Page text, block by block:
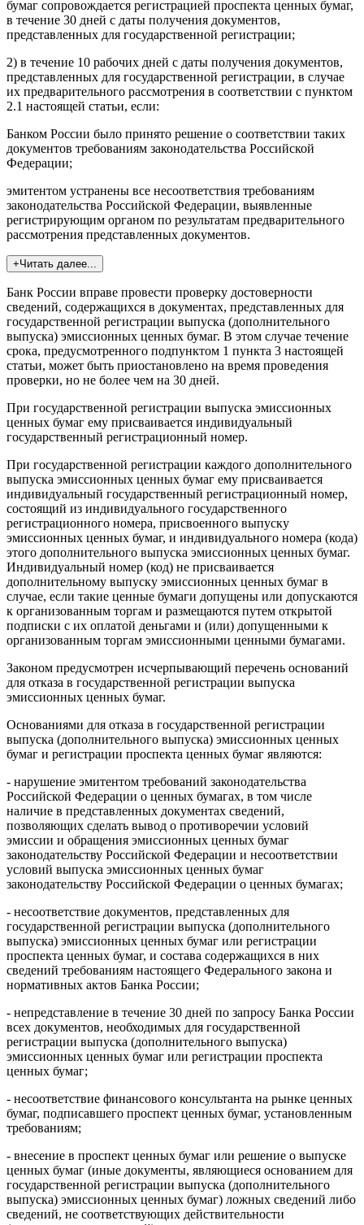
бумаг сопровождается регистрацией проспекта ценных бумаг,
в течение 30 дней с даты получения документов,
представленных для государственной регистрации;
2) в течение 10 рабочих дней с даты получения документов,
представленных для государственной регистрации, в случае
их предварительного рассмотрения в соответствии с пунктом
2.1 настоящей статьи, если:
Банком России было принято решение о соответствии таких
документов требованиям законодательства Российской
Федерации;
эмитентом устранены все несоответствия требованиям
законодательства Российской Федерации, выявленные
регистрирующим органом по результатам предварительного
рассмотрения представленных документов.
+Читать далее...
Банк России вправе провести проверку достоверности
сведений, содержащихся в документах, представленных для
государственной регистрации выпуска (дополнительного
выпуска) эмиссионных ценных бумаг. В этом случае течение
срока, предусмотренного подпунктом 1 пункта 3 настоящей
статьи, может быть приостановлено на время проведения
проверки, но не более чем на 30 дней.
При государственной регистрации выпуска эмиссионных
ценных бумаг ему присваивается индивидуальный
государственный регистрационный номер.
При государственной регистрации каждого дополнительного
выпуска эмиссионных ценных бумаг ему присваивается
индивидуальный государственный регистрационный номер,
состоящий из индивидуального государственного
регистрационного номера, присвоенного выпуску
эмиссионных ценных бумаг, и индивидуального номера (кода)
этого дополнительного выпуска эмиссионных ценных бумаг.
Индивидуальный номер (код) не присваивается
дополнительному выпуску эмиссионных ценных бумаг в
случае, если такие ценные бумаги допущены или допускаются
к организованным торгам и размещаются путем открытой
подписки с их оплатой деньгами и (или) допущенными к
организованным торгам эмиссионными ценными бумагами.
Законом предусмотрен исчерпывающий перечень оснований
для отказа в государственной регистрации выпуска
эмиссионных ценных бумаг.
Основаниями для отказа в государственной регистрации
выпуска (дополнительного выпуска) эмиссионных ценных
бумаг и регистрации проспекта ценных бумаг являются:
- нарушение эмитентом требований законодательства
Российской Федерации о ценных бумагах, в том числе
наличие в представленных документах сведений,
позволяющих сделать вывод о противоречии условий
эмиссии и обращения эмиссионных ценных бумаг
законодательству Российской Федерации и несоответствии
условий выпуска эмиссионных ценных бумаг
законодательству Российской Федерации о ценных бумагах;
- несоответствие документов, представленных для
государственной регистрации выпуска (дополнительного
выпуска) эмиссионных ценных бумаг или регистрации
проспекта ценных бумаг, и состава содержащихся в них
сведений требованиям настоящего Федерального закона и
нормативных актов Банка России;
- непредставление в течение 30 дней по запросу Банка России
всех документов, необходимых для государственной
регистрации выпуска (дополнительного выпуска)
эмиссионных ценных бумаг или регистрации проспекта
ценных бумаг;
- несоответствие финансового консультанта на рынке ценных
бумаг, подписавшего проспект ценных бумаг, установленным
требованиям;
- внесение в проспект ценных бумаг или решение о выпуске
ценных бумаг (иные документы, являющиеся основанием для
государственной регистрации выпуска (дополнительного
выпуска) эмиссионных ценных бумаг) ложных сведений либо
сведений, не соответствующих действительности